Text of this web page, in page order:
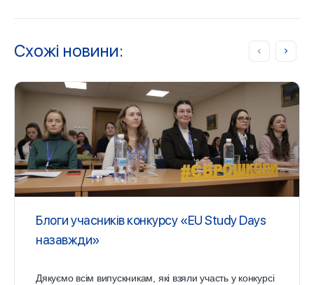
Схожі новини:
Блоги учасників конкурсу «EU Study Days
назавжди»
Дякуємо всім випускникам, які взяли участь у конкурсі